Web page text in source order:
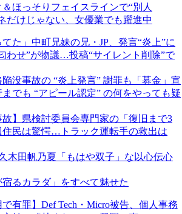
ほっそりフェイスラインで“別人
だけじゃない、女優業でも躍進中
てた」中町兄妹の兄・JP、発言“炎上”に
わせ”が物議…投稿“サイレント削除”で
没事故の “炎上発言” 謝罪も「募金」宣
でも “アピール認定” の何をやっても疑
故】県検討委員会専門家の「復旧まで3
住民は驚愕…トラック運転手の救出は
木田帆乃夏「もはや双子」な以心伝心
るカラダ」をすべて魅せた
で有罪】Def Tech・Micro被告、個人事務